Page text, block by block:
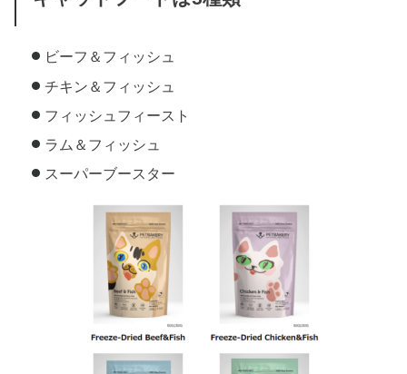
ビーフ＆フィッシュ
チキン＆フィッシュ
フィッシュフィースト
ラム＆フィッシュ
スーパーブースター